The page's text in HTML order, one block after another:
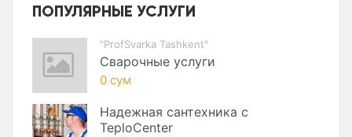
ПОПУЛЯРНЫЕ УСЛУГИ
"ProfSvarka Tashkent"
Сварочные услуги
0 сум
Надежная сантехника с
TeploCenter